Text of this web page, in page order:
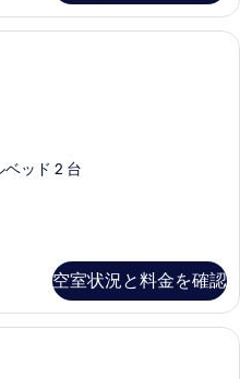
セーフティボックス (室内)、デスク
ベッド 2 台
空室状況と料金を確認
Deluxe Sea View Room | セーフティ